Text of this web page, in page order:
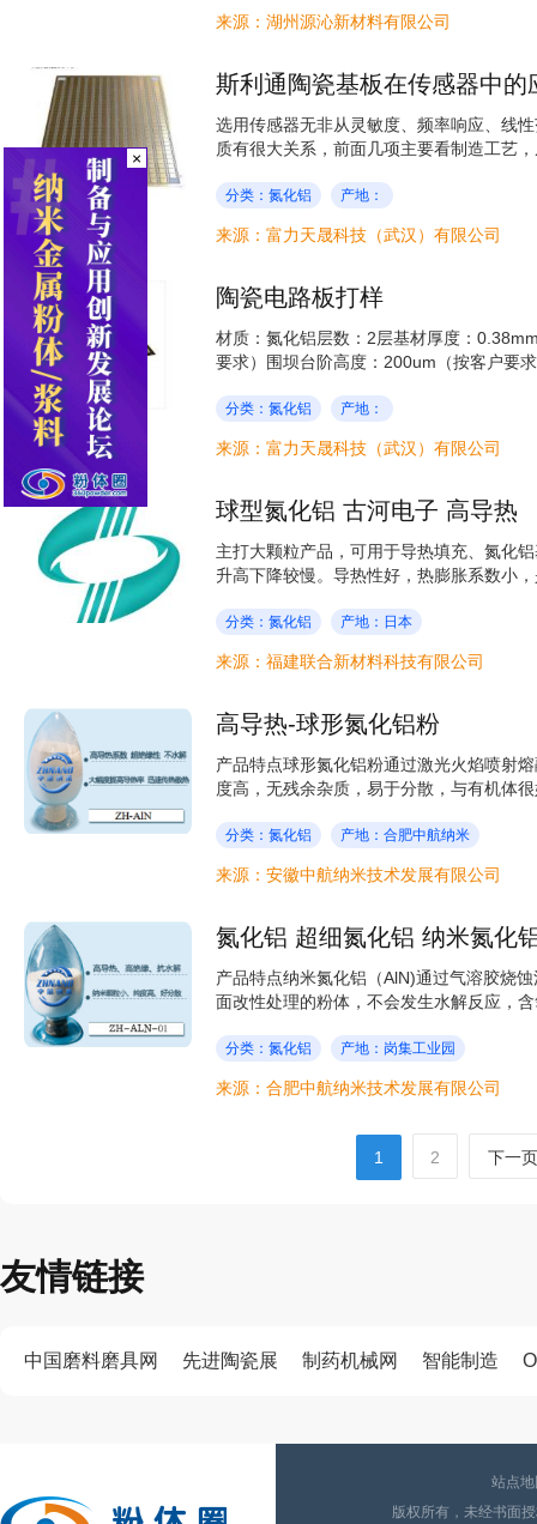
来源：湖州源沁新材料有限公司
斯利通陶瓷基板在传感器中的
选用传感器无非从灵敏度、频率响应、线
质有很大关系，前面几项主要看制造工艺
分类：氮化铝 产地：
来源：富力天晟科技（武汉）有限公司
陶瓷电路板打样
材质：氮化铝层数：2层基材厚度：
要求）围坝台阶高度：200um（按客户要
分类：氮化铝 产地：
来源：富力天晟科技（武汉）有限公司
球型氮化铝 古河电子 高导热
主打大颗粒产品，可用于导热填充、氮化
升高下降较慢。导热性好，热膨胀系数小
分类：氮化铝 产地：日本
来源：福建联合新材料科技有限公司
高导热-球形氮化铝粉
产品特点球形氮化铝粉通过激光火焰喷射
度高，无残余杂质，易于分散，与有机体
分类：氮化铝 产地：合肥中航纳米
来源：安徽中航纳米技术发展有限公司
氮化铝 超细氮化铝 纳米氮化
产品特点纳米氮化铝（AlN)通过气溶胶烧
面改性处理的粉体，不会发生水解反应，
分类：氮化铝 产地：岗集工业园
来源：合肥中航纳米技术发展有限公司
1 2 下一页
友情链接
中国磨料磨具网 先进陶瓷展 制药机械网 智能制造
站点
版权所有，未经书面
×